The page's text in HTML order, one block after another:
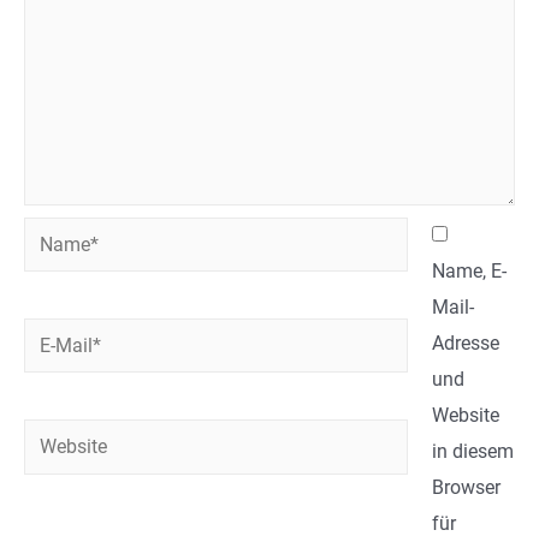
Name*
Website
Name, E-
Mail-
Adresse
und
Website
in diesem
Browser
für